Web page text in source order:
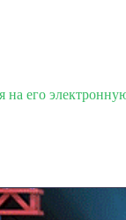
на его
сайта, вам